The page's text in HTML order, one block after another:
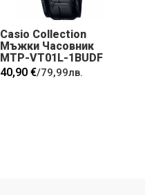
Casio Collection
Мъжки Часовник
MTP-VT01L-1BUDF
40,90 €/79,99лв.